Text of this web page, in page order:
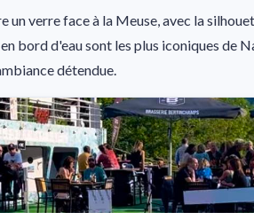
un verre face à la Meuse, avec la
bord d'eau sont les plus iconiques de
détendue.